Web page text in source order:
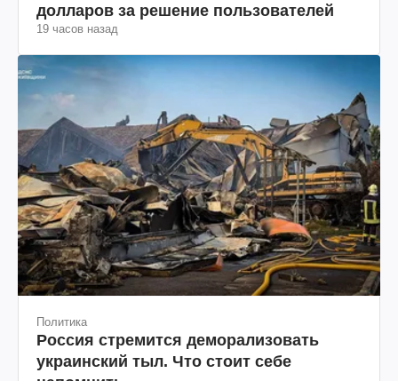
долларов за решение пользователей
19 часов назад
Политика
Россия стремится деморализовать
украинский тыл. Что стоит себе